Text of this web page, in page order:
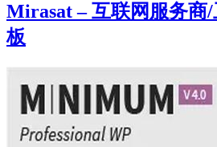
Mirasat – 互联网服务商
板